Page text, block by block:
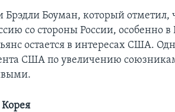
Брэдли Боуман, который отметил,
со стороны России, особенно в
остается в интересах США.
США по увеличению